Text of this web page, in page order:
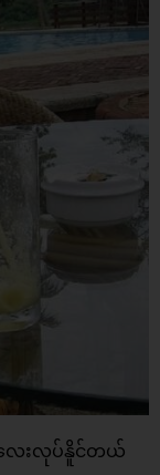
လေးလုပ်နိူင်တယ်